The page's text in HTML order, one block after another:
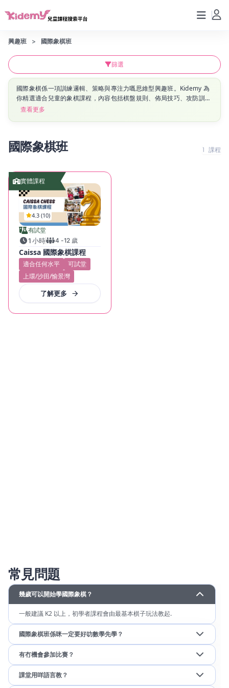
興趣班 國際象棋班
篩選
國際象棋係一項訓練邏輯、策略與專注力嘅思維型興趣班。Kidemy 為
你精選適合兒童的象棋課程，內容包括棋盤規則、佈局技巧、攻防訓練
與比賽實戰，幫助小朋友鍛鍊腦力、增強耐性。
查看更多
國際象棋班 1 課程
4.3 (10)
有試堂
1 小時 4-12 歲
Caissa 國際象棋課程
適合任何水平
可試堂
上環/沙田/愉景灣
了解更多
實體課程
常見問題
幾歲可以開始學國際象棋？
一般建議 K2 以上，初學者課程會由最基本棋子玩法教起.
國際象棋班係咪一定要好叻數學先學？
有冇機會參加比賽？
課堂用咩語言教？